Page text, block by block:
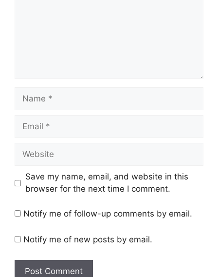
Name
Email
Website
Save my name, email, and website in this
browser for the next time I comment.
Notify me of follow-up comments by email.
Notify me of new posts by email.